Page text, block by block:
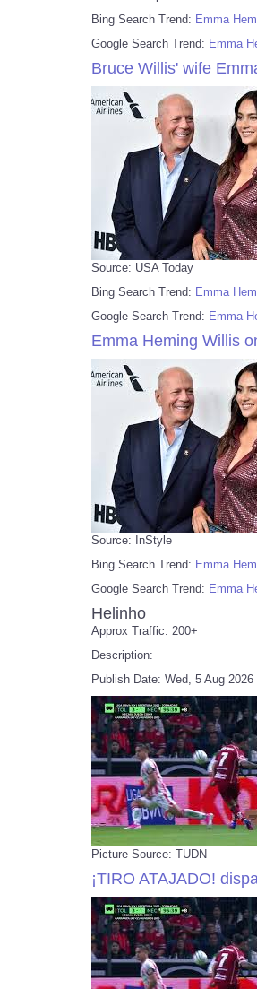
Bing Search Trend: Emma
Google Search Trend: Emma
Bruce Willis' wife
Source: USA Today
Bing Search Trend: Emma
Google Search Trend: Emma
Emma Heming Willis
Source: InStyle
Bing Search Trend: Emma
Google Search Trend: Emma
Helinho
Approx Traffic: 200+
Description:
Publish Date: Wed, 5 Aug
Picture Source: TUDN
¡TIRO ATAJADO!